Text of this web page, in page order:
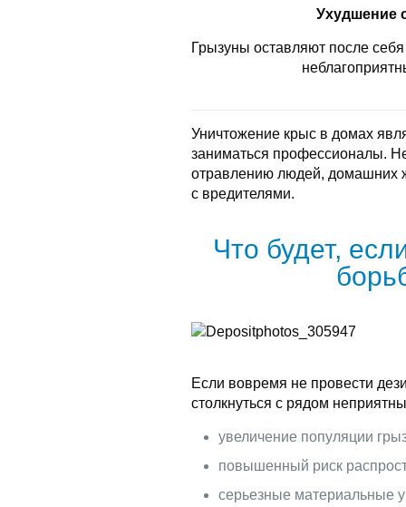
Ухудшение
Грызуны оставляют после
Уничтожение крыс в домах
заниматься профессионалы.
отравлению людей, домашних
с вредителями.
Что будет,
Если вовремя не провести
столкнуться с рядом
увеличение популяции
повышенный риск
серьезные материальные